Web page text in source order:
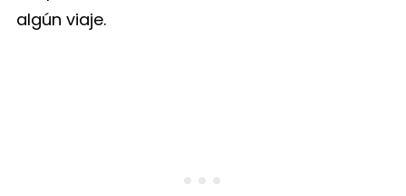
algún viaje.